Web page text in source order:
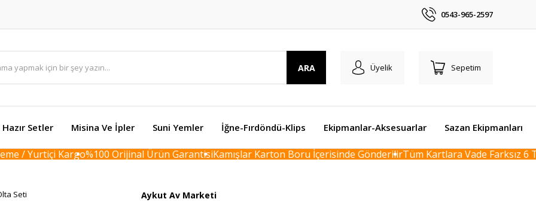
0543-965-2597
ARA Üyelik Sepetim
Hazır Setler Misina Ve İpler Suni Yemler İğne-Fırdöndü-Klips Ekipmanlar-Aksesuarlar Sazan Ekipmanları
/ Yurtiçi Kargo%100 Orijinal Ürün GarantisiKamışlar Karton Boru İçerisinde GönderilirTüm Kartlara Vade Farksız 6
Aykut Av Marketi